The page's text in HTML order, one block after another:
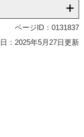
ページID：0131837
：2025年5月27日更新